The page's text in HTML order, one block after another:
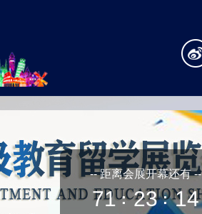
-- 距离会展开幕还有 --
71：23：14